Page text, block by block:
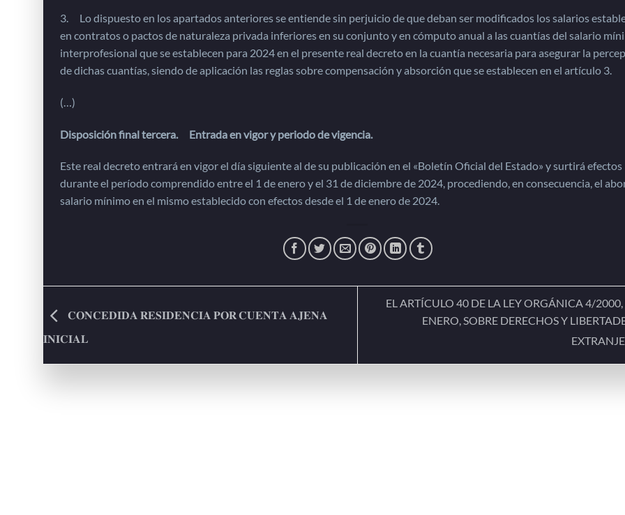
3. Lo dispuesto en los apartados anteriores se entiende sin perjuicio de que deban ser modificados los salarios
en contratos o pactos de naturaleza privada inferiores en su conjunto y en cómputo anual a las cuantías del salario
interprofesional que se establecen para 2024 en el presente real decreto en la cuantía necesaria para asegurar la
de dichas cuantías, siendo de aplicación las reglas sobre compensación y absorción que se establecen en el artículo 3.
(…)
Disposición final tercera. Entrada en vigor y periodo de vigencia.
Este real decreto entrará en vigor el día siguiente al de su publicación en el «Boletín Oficial del Estado» y surtirá efectos
durante el período comprendido entre el 1 de enero y el 31 de diciembre de 2024, procediendo, en consecuencia, el
salario mínimo en el mismo establecido con efectos desde el 1 de enero de 2024.
𝐂𝐎𝐍𝐂𝐄𝐃𝐈𝐃𝐀 𝐑𝐄𝐒𝐈𝐃𝐄𝐍𝐂𝐈𝐀 𝐏𝐎𝐑 𝐂𝐔𝐄𝐍𝐓𝐀 𝐀𝐉𝐄𝐍𝐀
𝐈𝐍𝐈𝐂𝐈𝐀𝐋
EL ARTÍCULO 40 DE LA LEY ORGÁNICA 4/2000,
ENERO, SOBRE DERECHOS Y